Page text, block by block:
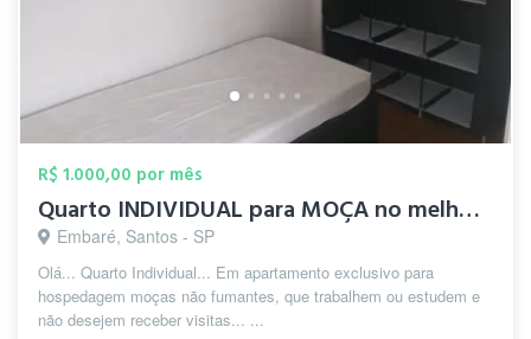
R$ 1.000,00 por mês
Quarto INDIVIDUAL para MOÇA no melhor do...
Embaré, Santos - SP
Olá... Quarto Individual... Em apartamento exclusivo para
hospedagem moças não fumantes, que trabalhem ou estudem e
não desejem receber visitas... ...